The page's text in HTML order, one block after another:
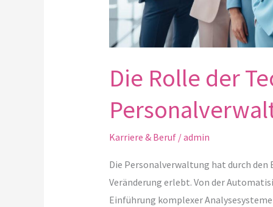
Die Rolle der
Karriere & Beruf/admin
Die Personalverwaltung hat durch
Veränderung erlebt. Von der
Einführung komplexer